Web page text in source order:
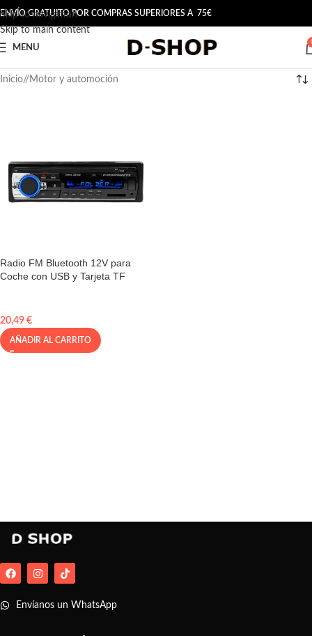
Skip to navigation
Skip to main content
ENVÍO GRATUITO POR COMPRAS SUPERIORES A 75€
MENU
Inicio/ Motor y automoción
Radio FM Bluetooth 12V para
Coche con USB y Tarjeta TF
20,49 €
AÑADIR AL CARRITO
Envíanos un WhatsApp